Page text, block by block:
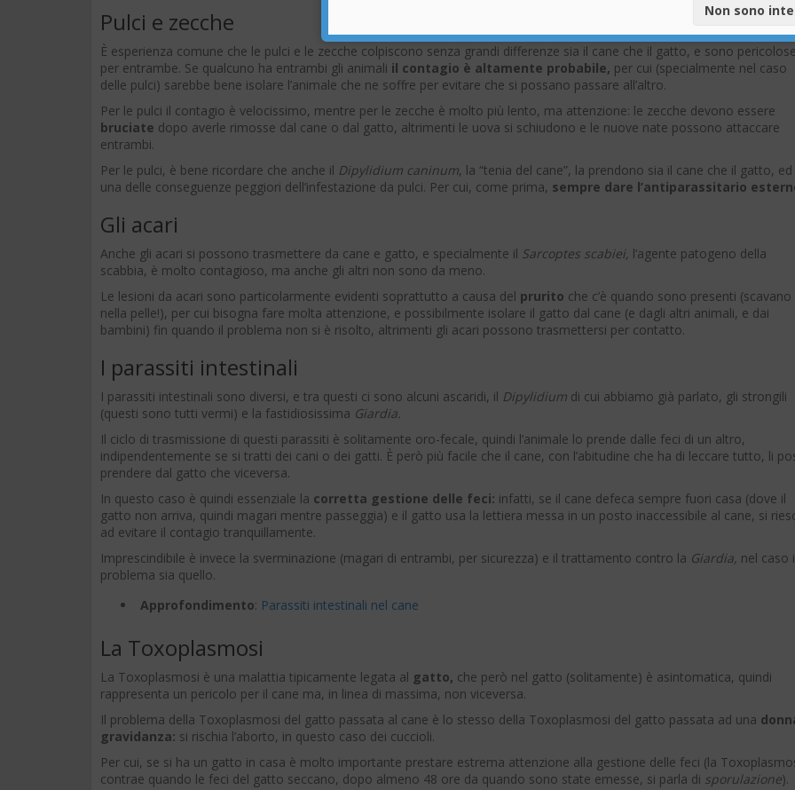
Pulci e zecche
È esperienza comune che le pulci e le zecche colpiscono senza grandi differenze sia il cane che il gatto, e sono pericolose
per entrambe. Se qualcuno ha entrambi gli animali il contagio è altamente probabile, per cui (specialmente nel caso
delle pulci) sarebbe bene isolare l’animale che ne soffre per evitare che si possano passare all’altro.
Per le pulci il contagio è velocissimo, mentre per le zecche è molto più lento, ma attenzione: le zecche devono essere
bruciate dopo averle rimosse dal cane o dal gatto, altrimenti le uova si schiudono e le nuove nate possono attaccare
entrambi.
Per le pulci, è bene ricordare che anche il Dipylidium caninum, la “tenia del cane”, la prendono sia il cane che il gatto, ed
una delle conseguenze peggiori dell’infestazione da pulci. Per cui, come prima, sempre dare l’antiparassitario
Gli acari
Anche gli acari si possono trasmettere da cane e gatto, e specialmente il Sarcoptes scabiei, l’agente patogeno della
scabbia, è molto contagioso, ma anche gli altri non sono da meno.
Le lesioni da acari sono particolarmente evidenti soprattutto a causa del prurito che c’è quando sono presenti (scavano
nella pelle!), per cui bisogna fare molta attenzione, e possibilmente isolare il gatto dal cane (e dagli altri animali, e dai
bambini) fin quando il problema non si è risolto, altrimenti gli acari possono trasmettersi per contatto.
I parassiti intestinali
I parassiti intestinali sono diversi, e tra questi ci sono alcuni ascaridi, il Dipylidium di cui abbiamo già parlato, gli strongili
(questi sono tutti vermi) e la fastidiosissima Giardia.
Il ciclo di trasmissione di questi parassiti è solitamente oro-fecale, quindi l’animale lo prende dalle feci di un altro,
indipendentemente se si tratti dei cani o dei gatti. È però più facile che il cane, con l’abitudine che ha di leccare tutto, li
prendere dal gatto che viceversa.
In questo caso è quindi essenziale la corretta gestione delle feci: infatti, se il cane defeca sempre fuori casa (dove il
gatto non arriva, quindi magari mentre passeggia) e il gatto usa la lettiera messa in un posto inaccessibile al cane, si
ad evitare il contagio tranquillamente.
Imprescindibile è invece la sverminazione (magari di entrambi, per sicurezza) e il trattamento contro la Giardia, nel caso
problema sia quello.
Approfondimento: Parassiti intestinali nel cane
La Toxoplasmosi
La Toxoplasmosi è una malattia tipicamente legata al gatto, che però nel gatto (solitamente) è asintomatica, quindi
rappresenta un pericolo per il cane ma, in linea di massima, non viceversa.
Il problema della Toxoplasmosi del gatto passata al cane è lo stesso della Toxoplasmosi del gatto passata ad una
gravidanza: si rischia l’aborto, in questo caso dei cuccioli.
Per cui, se si ha un gatto in casa è molto importante prestare estrema attenzione alla gestione delle feci (la
contrae quando le feci del gatto seccano, dopo almeno 48 ore da quando sono state emesse, si parla di sporulazione).
Non sono